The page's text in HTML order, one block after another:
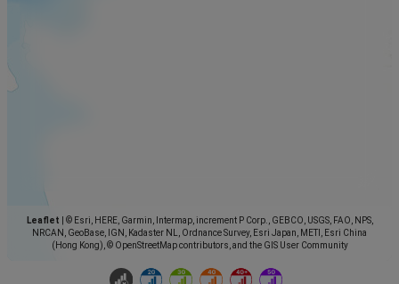
Leaflet
© Esri, HERE, Garmin, Intermap, increment P Corp., GEBCO, USGS, FAO, NPS,
NRCAN, GeoBase, IGN, Kadaster NL, Ordnance Survey, Esri Japan, METI, Esri China
(Hong Kong), © OpenStreetMap contributors, and the GIS User Community